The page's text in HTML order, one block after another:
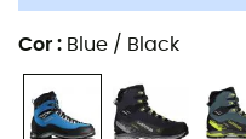
Cor : Blue / Black